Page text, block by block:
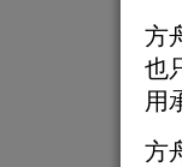
方
也
用
方